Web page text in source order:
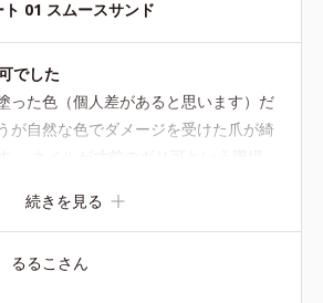
01 スムースサンド
でした
った色（個人差があると思います）だ
が自然な色でダメージを受けた爪が綺
。 ネイルが寸前のギリ可という職場
て嬉しいです。爪補強剤と合わせて使
続きを見る
るるこさん